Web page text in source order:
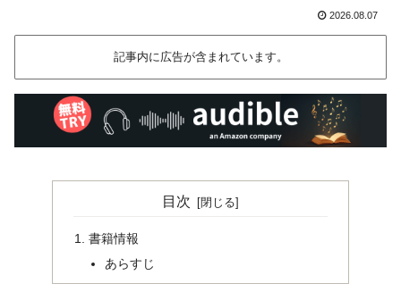
2026.08.07
記事内に広告が含まれています。
目次
書籍情報
あらすじ